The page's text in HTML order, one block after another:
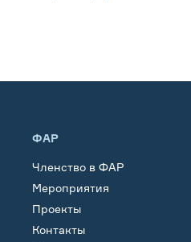
ФАР
Членство в ФАР
Мероприятия
Проекты
Контакты